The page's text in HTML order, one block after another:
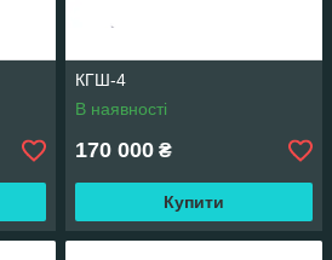
КГШ-4
В наявності
170 000 ₴
Купити